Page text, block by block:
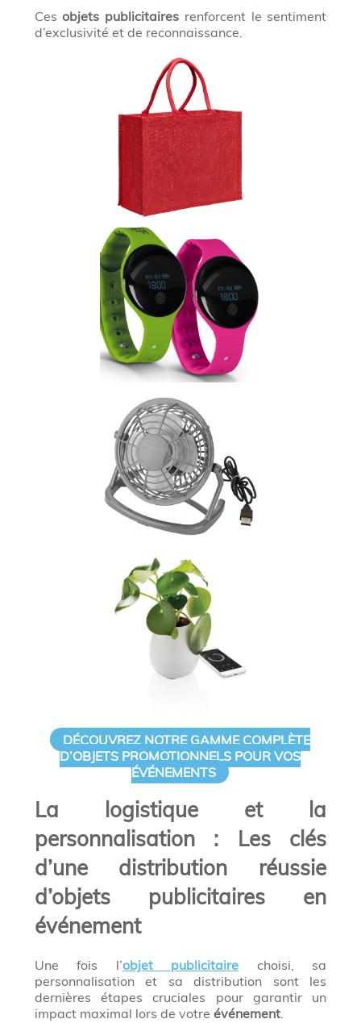
Cesobjets publicitaires renforcent le sentiment
d’exclusivité et de reconnaissance.
DÉCOUVREZ NOTRE GAMME COMPLÈTE
D’OBJETS PROMOTIONNELS POUR VOS
ÉVÉNEMENTS
La logistique et la
personnalisation : Les clés
d’une distribution réussie
d’objets publicitaires en
événement
Une fois l’objet publicitaire choisi, sa
personnalisation et sa distribution sont les
dernières étapes cruciales pour garantir un
impact maximal lors de votre événement.